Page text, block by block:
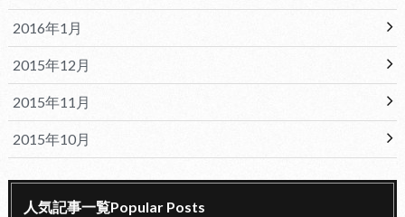
2016年1月
2015年12月
2015年11月
2015年10月
人気記事一覧Popular Posts